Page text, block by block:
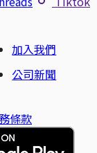
加入我們
公司新聞
條款